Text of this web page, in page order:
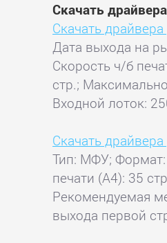
Скачать
Скачать
Дата выхода на
Скорость ч/б
стр.;
Входной лоток:
Скачать
Тип: МФУ; Формат:
печати (А4): 35
Рекомендуемая
выхода первой